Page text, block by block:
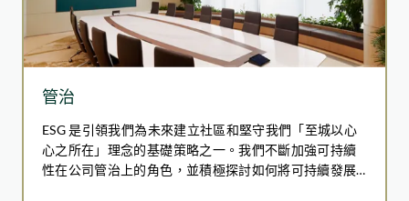
管治
ESG 是引領我們為未來建立社區和堅守我們「至城以心
心之所在」理念的基礎策略之一。我們不斷加強可持續
性在公司管治上的角色，並積極探討如何將可持續發展